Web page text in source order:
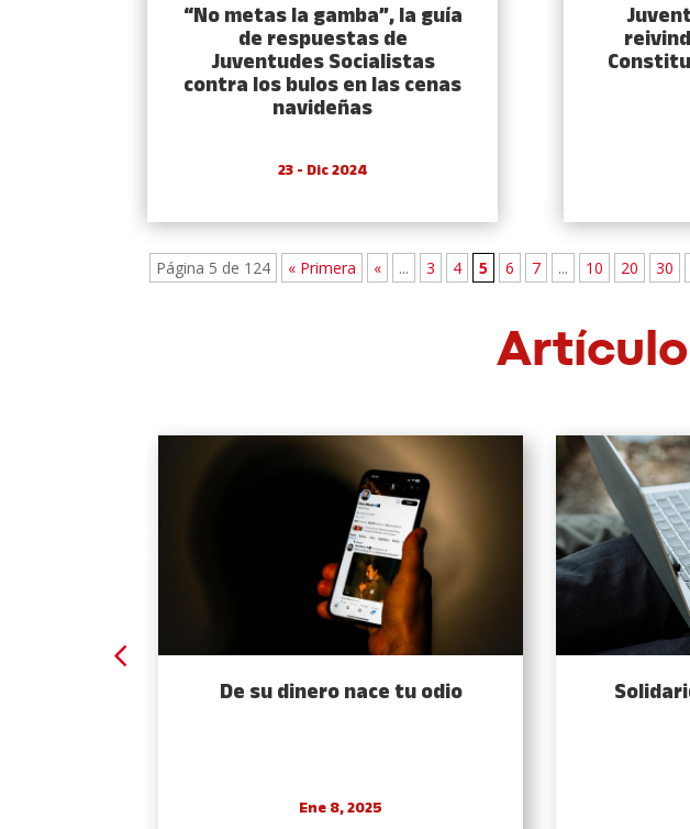
“No metas la gamba”, la guía
de respuestas de
Juventudes Socialistas
contra los bulos en las cenas
navideñas
23 - Dic 2024
Página 5 de 124 « Primera « ... 3 4 5 6 7 ... 10 20 30
De su dinero nace tu odio
Ene 8, 2025